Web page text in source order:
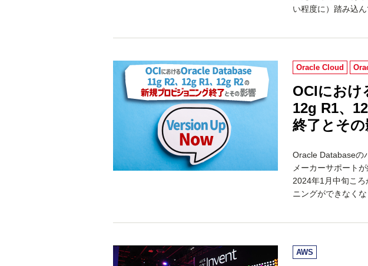
い程度に）踏み込ん
Oracle Cloud
OCIにおけ
12g R1、
終了とその
Oracle Databaseの
メーカーサポート
2024年1月中旬こ
ニングができなくな
AWS